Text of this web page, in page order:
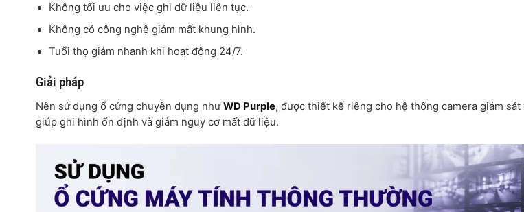
Không tối ưu cho việc ghi dữ liệu liên tục.
Không có công nghệ giảm mất khung hình.
Tuổi thọ giảm nhanh khi hoạt động 24/7.
Giải pháp
Nên sử dụng ổ cứng chuyên dụng nhưWD Purple, được thiết kế riêng cho hệ thống camera giám
giúp ghi hình ổn định và giảm nguy cơ mất dữ liệu.